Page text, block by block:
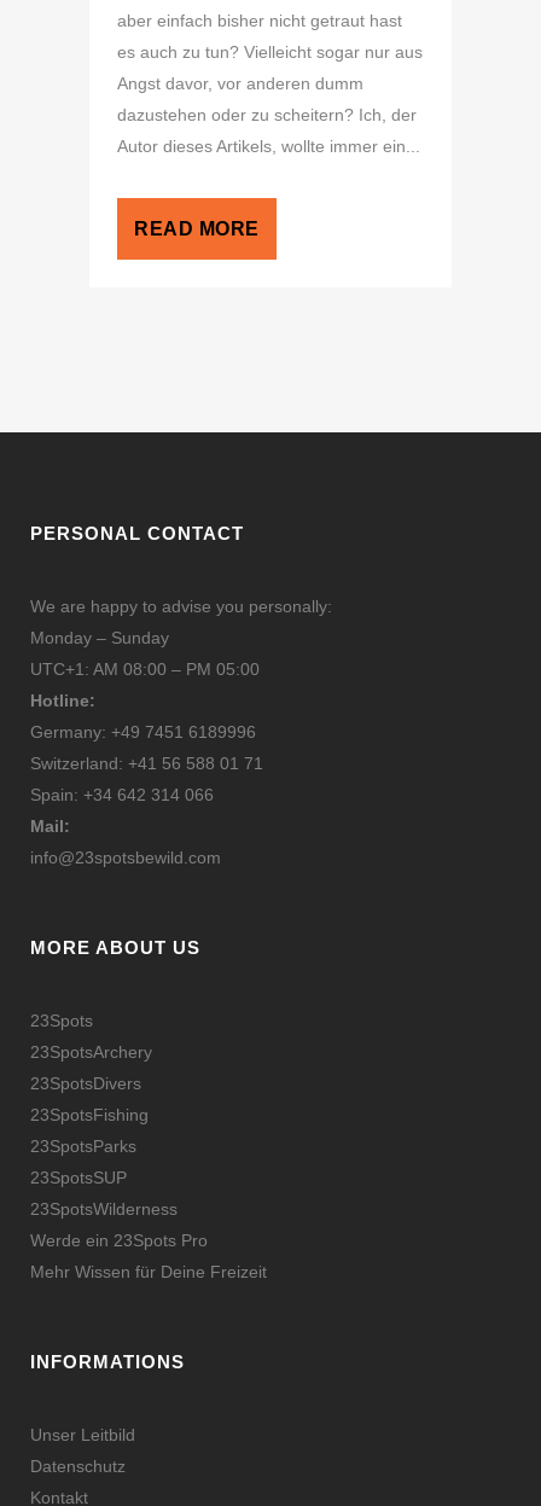
aber einfach bisher nicht getraut hast
es auch zu tun? Vielleicht sogar nur aus
Angst davor, vor anderen dumm
dazustehen oder zu scheitern? Ich, der
Autor dieses Artikels, wollte immer ein...
READ MORE
PERSONAL CONTACT
We are happy to advise you personally:
Monday – Sunday
UTC+1: AM 08:00 – PM 05:00
Hotline:
Germany: +49 7451 6189996
Switzerland: +41 56 588 01 71
Spain: +34 642 314 066
Mail:
info@23spotsbewild.com
MORE ABOUT US
23Spots
23SpotsArchery
23SpotsDivers
23SpotsFishing
23SpotsParks
23SpotsSUP
23SpotsWilderness
Werde ein 23Spots Pro
Mehr Wissen für Deine Freizeit
INFORMATIONS
Unser Leitbild
Datenschutz
Kontakt